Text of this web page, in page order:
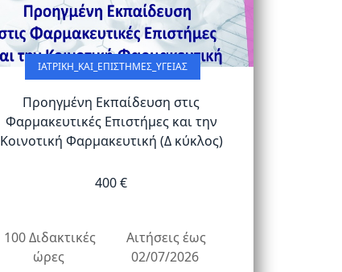
ΙΑΤΡΙΚΉ_ΚΑΙ_ΕΠΙΣΤΉΜΕΣ_ΥΓΕΊΑΣ
Προηγμένη Εκπαίδευση στις
Φαρμακευτικές Επιστήμες και την
Κοινοτική Φαρμακευτική (Δ κύκλος)
400 €
100 Διδακτικές
ώρες
Αιτήσεις έως
02/07/2026